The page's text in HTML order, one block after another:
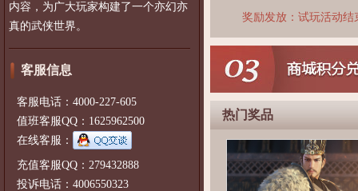
内容，为广大玩家构建了一个亦幻亦
真的武侠世界。
客服信息
客服电话：4000-227-605
值班客服QQ：1625962500
在线客服：
充值客服QQ：279432888
投诉电话：4006550323
奖励发放：试玩活动
热门奖品